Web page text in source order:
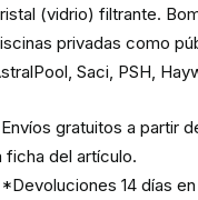
(vidrio) filtrante.
privadas como
Saci, PSH,
gratuitos a partir
ficha del artículo.
14 días